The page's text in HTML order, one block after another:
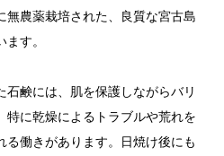
無農薬栽培された、良質な宮古島
す。
石鹸には、肌を保護しながらバリ
特に乾燥によるトラブルや荒れを
働きがあります。日焼け後にも